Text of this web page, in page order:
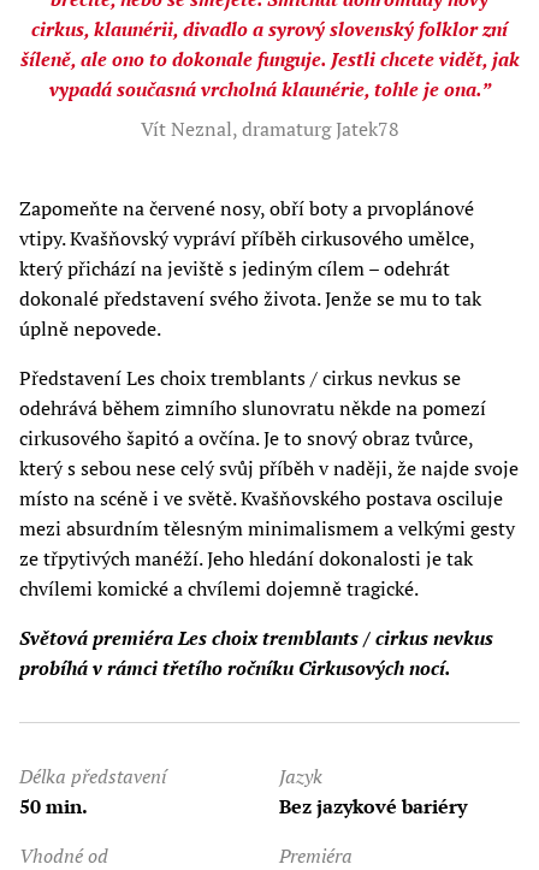
cirkus, klaunérii, divadlo a syrový slovenský folklor zní
šíleně, ale ono to dokonale funguje. Jestli chcete vidět, jak
vypadá současná vrcholná klaunérie, tohle je ona.”
Vít Neznal, dramaturg Jatek78
Zapomeňte na červené nosy, obří boty a prvoplánové
vtipy. Kvašňovský vypráví příběh cirkusového umělce,
který přichází na jeviště s jediným cílem –⁠⁠⁠⁠⁠⁠ odehrát
dokonalé představení svého života. Jenže se mu to tak
úplně nepovede.
Představení Les choix tremblants / cirkus nevkus se
odehrává během zimního slunovratu někde na pomezí
cirkusového šapitó a ovčína. Je to snový obraz tvůrce,
který s sebou nese celý svůj příběh v naději, že najde svoje
místo na scéně i ve světě. Kvašňovského postava osciluje
mezi absurdním tělesným minimalismem a velkými gesty
ze třpytivých manéží. Jeho hledání dokonalosti je tak
chvílemi komické a chvílemi dojemně tragické.
Světová premiéra Les choix tremblants / cirkus nevkus
probíhá v rámci třetího ročníku Cirkusových nocí.
Délka představení
50 min.
Vhodné od
Jazyk
Bez jazykové bariéry
Premiéra